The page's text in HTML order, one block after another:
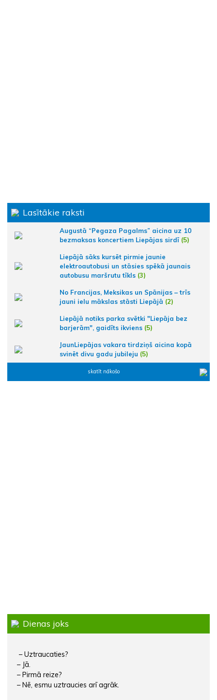
Lasītākie raksti
Augustā “Pegaza Pagalms” aicina uz 10
bezmaksas koncertiem Liepājas sirdī (5)
Liepājā sāks kursēt pirmie jaunie
elektroautobusi un stāsies spēkā jaunais
autobusu maršrutu tīkls (3)
No Francijas, Meksikas un Spānijas – trīs
jauni ielu mākslas stāsti Liepājā (2)
Liepājā notiks parka svētki "Liepāja bez
barjerām", gaidīts ikviens (5)
JaunLiepājas vakara tirdziņš aicina kopā
svinēt divu gadu jubileju (5)
skatīt nākošo
Dienas joks
– Uztraucaties?
– Jā.
– Pirmā reize?
– Nē, esmu uztraucies arī agrāk.